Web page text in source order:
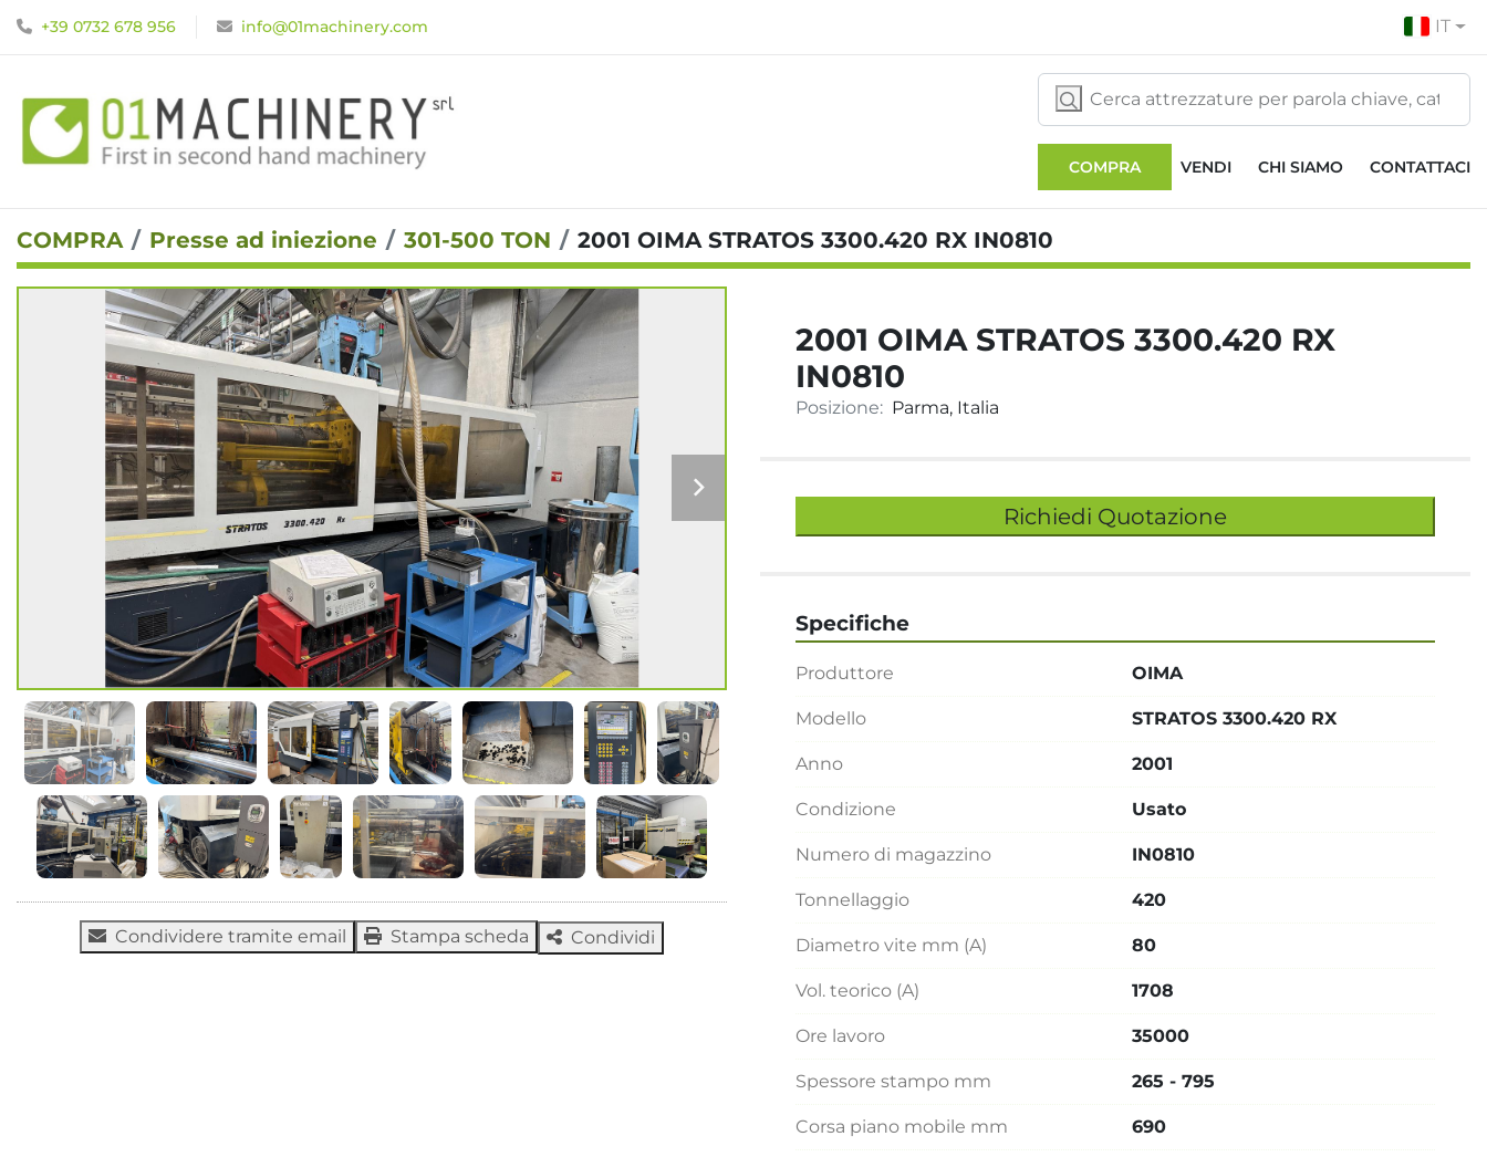
+39 0732 678 956 info@01machinery.com IT
COMPRA VENDI CHI SIAMO CONTATTACI
COMPRA Presse ad iniezione 301-500 TON 2001 OIMA STRATOS 3300.420 RX IN0810
Condividere tramite email Stampa scheda Condividi
2001 OIMA STRATOS 3300.420 RX
IN0810
Posizione: Parma, Italia
Richiedi Quotazione
Specifiche
Produttore OIMA
Modello STRATOS 3300.420 RX
Anno 2001
Condizione Usato
Numero di magazzino IN0810
Tonnellaggio 420
Diametro vite mm (A) 80
Vol. teorico (A) 1708
Ore lavoro 35000
Spessore stampo mm 265 - 795
Corsa piano mobile mm 690